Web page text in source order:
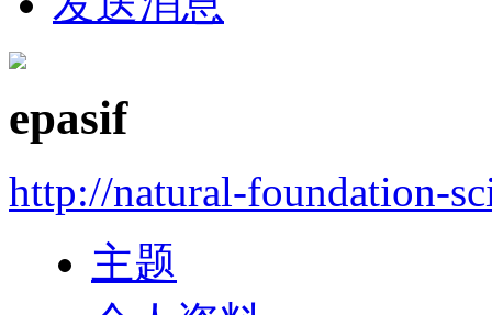
epasif
http://natural-foundation-
主题